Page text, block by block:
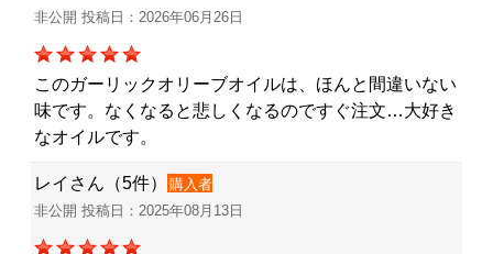
非公開 投稿日：2026年06月26日
このガーリックオリーブオイルは、ほんと間違いない
味です。なくなると悲しくなるのですぐ注文…大好き
なオイルです。
レイさん（5件）
購入者
非公開 投稿日：2025年08月13日